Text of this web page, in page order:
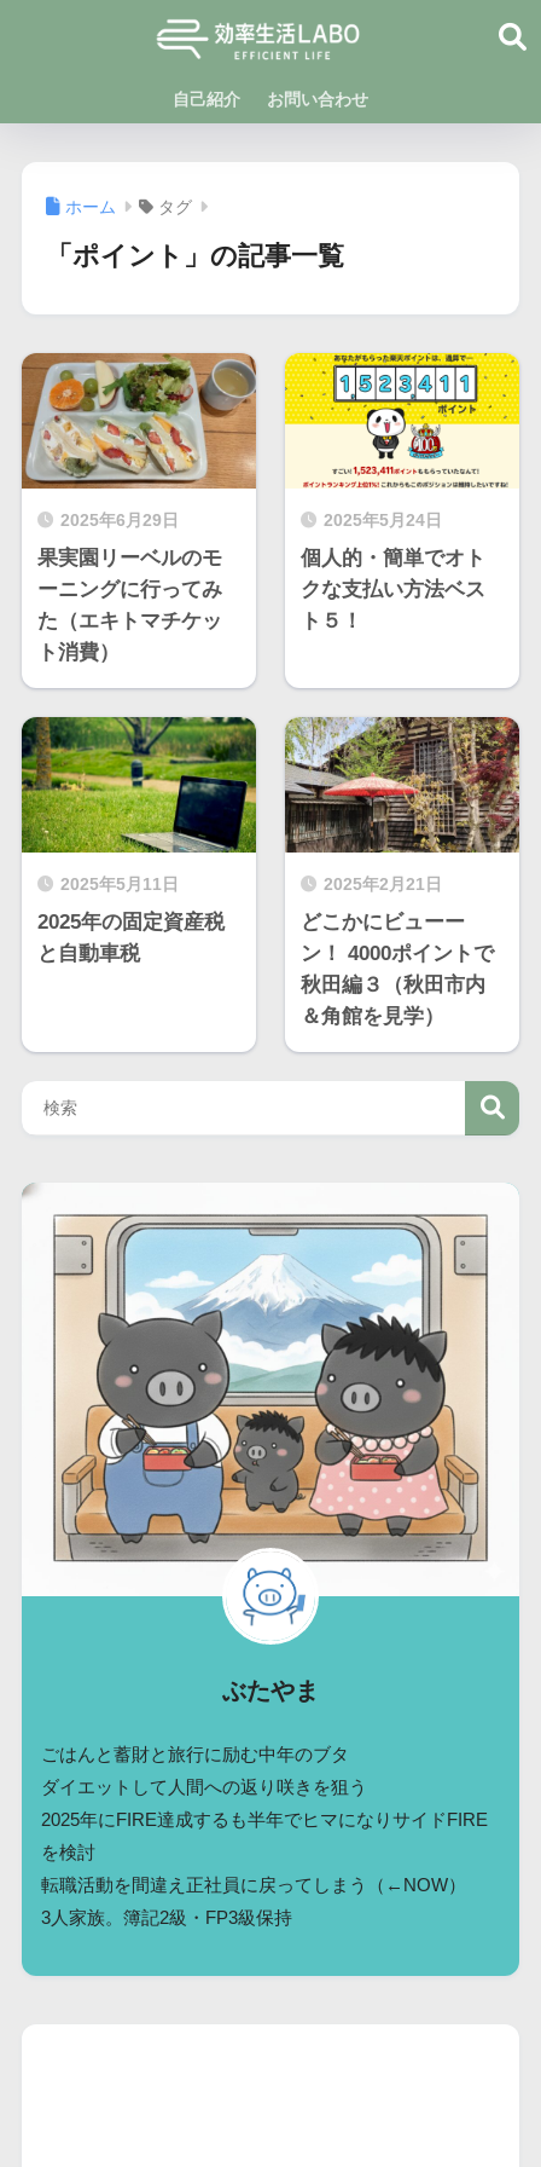
自己紹介 お問い合わせ
ホーム タグ
「ポイント」の記事一覧
2025年6月29日
果実園リーベルのモ
ーニングに行ってみ
た（エキトマチケッ
ト消費）
2025年5月24日
個人的・簡単でオト
クな支払い方法ベス
ト５！
2025年5月11日
2025年の固定資産税
と自動車税
2025年2月21日
どこかにビューー
ン！ 4000ポイントで
秋田編３（秋田市内
＆角館を見学）
ぶたやま
ごはんと蓄財と旅行に励む中年のブタ
ダイエットして人間への返り咲きを狙う
2025年にFIRE達成するも半年でヒマになりサイドFIRE
を検討
転職活動を間違え正社員に戻ってしまう（←NOW）
3人家族。簿記2級・FP3級保持